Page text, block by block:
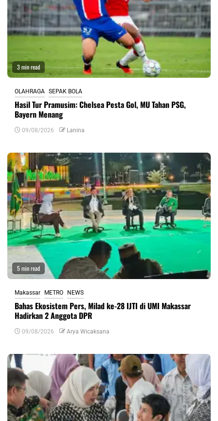
3 min read
OLAHRAGA SEPAK BOLA
Hasil Tur Pramusim: Chelsea Pesta Gol, MU Tahan PSG,
Bayern Menang
09/08/2026 Lanina
5 min read
Makassar METRO NEWS
Bahas Ekosistem Pers, Milad ke-28 IJTI di UMI Makassar
Hadirkan 2 Anggota DPR
09/08/2026 Arya Wicaksana